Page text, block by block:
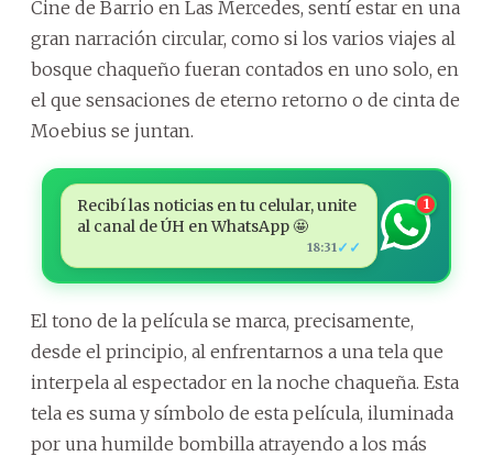
Cine de Barrio en Las Mercedes, sentí estar en una
gran narración circular, como si los varios viajes al
bosque chaqueño fueran contados en uno solo, en
el que sensaciones de eterno retorno o de cinta de
Moebius se juntan.
Recibí las noticias en tu celular, unite
al canal de ÚH en WhatsApp 🤩
18:31 ✓✓
1
El tono de la película se marca, precisamente,
desde el principio, al enfrentarnos a una tela que
interpela al espectador en la noche chaqueña. Esta
tela es suma y símbolo de esta película, iluminada
por una humilde bombilla atrayendo a los más